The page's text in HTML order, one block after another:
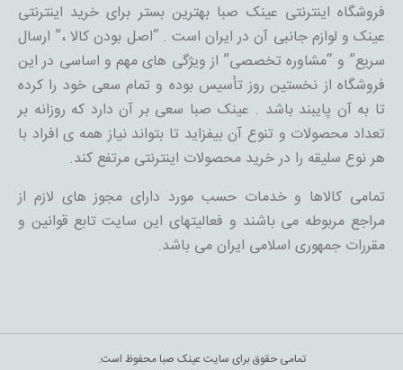
فروشگاه اینترنتی عینک صبا بهترین بستر برای خرید اینترنتی
عینک و لوازم جانبی آن در ایران است . “اصل بودن کالا ،” ارسال
سریع” و “مشاوره تخصصی” از ویژگی های مهم و اساسی در این
فروشگاه از نخستین روز تأسیس بوده و تمام سعی خود را کرده
تا به آن پایبند باشد . عینک صبا سعی بر آن دارد که روزانه بر
تعداد محصولات و تنوع آن بیفزاید تا بتواند نیاز همه ی افراد با
هر نوع سلیقه را در خرید محصولات اینترنتی مرتفع کند.
تمامی کالاها و خدمات حسب مورد دارای مجوز های لازم از
مراجع مربوطه می باشند و فعالیتهای این سایت تابع قوانین و
مقررات جمهوری اسلامی ایران می باشد.
تمامی حقوق برای سایت عینک صبا محفوظ است.